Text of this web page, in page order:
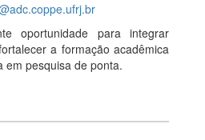
oportunidade para integrar
a formação acadêmica
em pesquisa de ponta.